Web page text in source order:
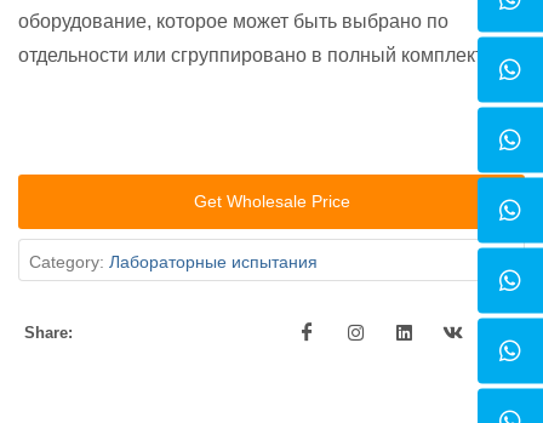
оборудование, которое может быть выбрано по
отдельности или сгруппировано в полный комплект.
Get Wholesale Price
Category: Лабораторные испытания
Share: